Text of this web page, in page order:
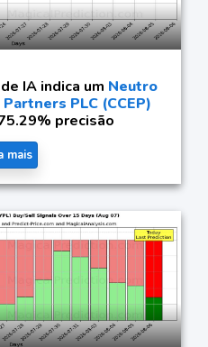
IA indica um Neutro
PLC (CCEP)
precisão
mais